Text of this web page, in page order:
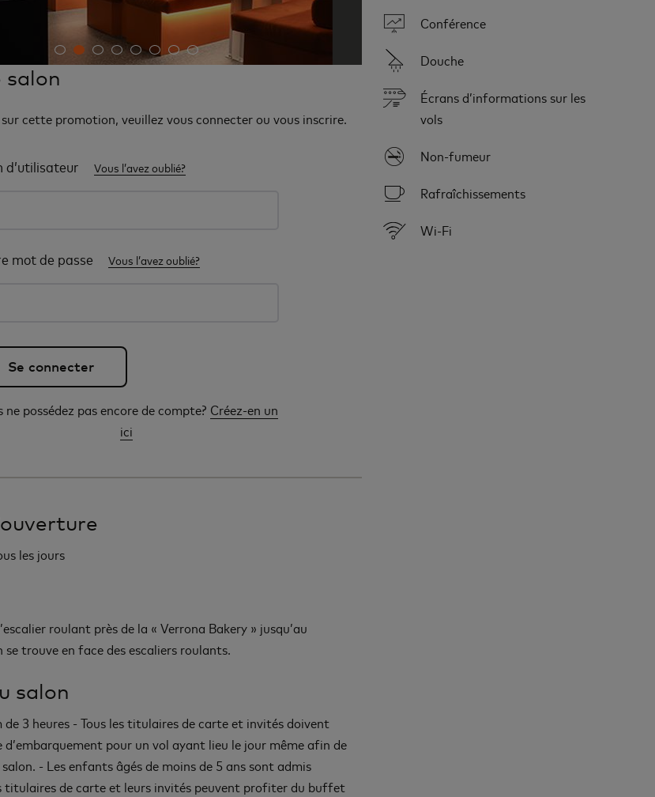
salon
cette promotion, veuillez vous connecter ou vous inscrire.
d’utilisateur Vous l’avez oublié?
mot de passe Vous l’avez oublié?
ne possédez pas encore de compte? Créez-en un
ici
les jours
roulant près de la « Verrona Bakery » jusqu’au
se trouve en face des escaliers roulants.
salon
de 3 heures - Tous les titulaires de carte et invités doivent
d’embarquement pour un vol ayant lieu le jour même afin de
- Les enfants âgés de moins de 5 ans sont admis
de carte et leurs invités peuvent profiter du buffet
Conférence
Douche
Écrans d’informations sur les
vols
Non-fumeur
Rafraîchissements
Wi-Fi